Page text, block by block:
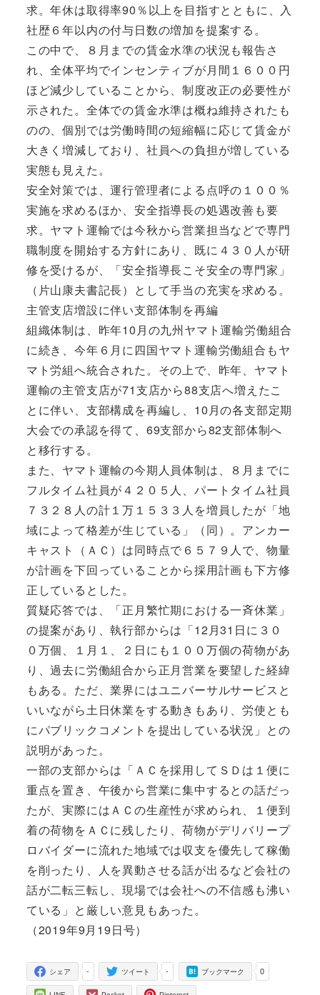
求。年休は取得率90％以上を目指すとともに、入
社歴６年以内の付与日数の増加を提案する。
この中で、８月までの賃金水準の状況も報告さ
れ、全体平均でインセンティブが月間１６００円
ほど減少していることから、制度改正の必要性が
示された。全体での賃金水準は概ね維持されたも
のの、個別では労働時間の短縮幅に応じて賃金が
大きく増減しており、社員への負担が増している
実態も見えた。
安全対策では、運行管理者による点呼の１００％
実施を求めるほか、安全指導長の処遇改善も要
求。ヤマト運輸では今秋から営業担当などで専門
職制度を開始する方針にあり、既に４３０人が研
修を受けるが、「安全指導長こそ安全の専門家」
（片山康夫書記長）として手当の充実を求める。
主管支店増設に伴い支部体制を再編
組織体制は、昨年10月の九州ヤマト運輸労働組合
に続き、今年６月に四国ヤマト運輸労働組合もヤ
マト労組へ統合された。その上で、昨年、ヤマト
運輸の主管支店が71支店から88支店へ増えたこ
とに伴い、支部構成を再編し、10月の各支部定期
大会での承認を得て、69支部から82支部体制へ
と移行する。
また、ヤマト運輸の今期人員体制は、８月までに
フルタイム社員が４２０５人、パートタイム社員
７３２８人の計１万１５３３人を増員したが「地
域によって格差が生じている」（同）。アンカー
キャスト（ＡＣ）は同時点で６５７９人で、物量
が計画を下回っていることから採用計画も下方修
正しているとした。
質疑応答では、「正月繁忙期における一斉休業」
の提案があり、執行部からは「12月31日に３０
０万個、１月１、２日にも１００万個の荷物があ
り、過去に労働組合から正月営業を要望した経緯
もある。ただ、業界にはユニバーサルサービスと
いいながら土日休業をする動きもあり、労使とも
にパブリックコメントを提出している状況」との
説明があった。
一部の支部からは「ＡＣを採用してＳＤは１便に
重点を置き、午後から営業に集中するとの話だっ
たが、実際にはＡＣの生産性が求められ、１便到
着の荷物をＡＣに残したり、荷物がデリバリープ
ロバイダーに流れた地域では収支を優先して稼働
を削ったり、人を異動させる話が出るなど会社の
話が二転三転し、現場では会社への不信感も沸い
ている」と厳しい意見もあった。
（2019年9月19日号）
-
シェア -
ツイート 0
ブックマーク